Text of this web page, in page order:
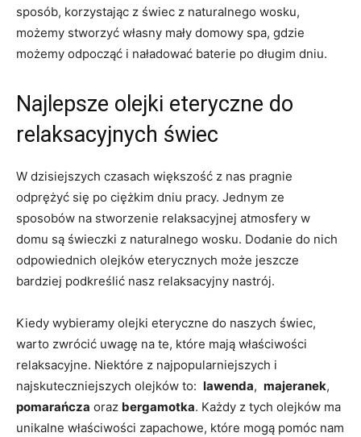
sposób, korzystając z ⁤świec z naturalnego wosku,
‍możemy stworzyć własny⁤ mały domowy spa, gdzie
możemy odpocząć i naładować baterie ‌po długim dniu.
Najlepsze olejki eteryczne do
relaksacyjnych świec
W dzisiejszych czasach większość z nas pragnie ​
odprężyć ⁢się po ciężkim dniu ‍pracy. Jednym‍ ze
sposobów na stworzenie relaksacyjnej atmosfery w
domu są świeczki z naturalnego ⁢wosku. Dodanie do nich
odpowiednich olejków ​eterycznych może jeszcze
bardziej​ podkreślić⁤ nasz relaksacyjny nastrój.
Kiedy⁤ wybieramy olejki eteryczne ‍do naszych ⁣świec,
warto ⁤zwrócić uwagę na te,⁣ które mają ⁤właściwości
relaksacyjne. Niektóre z najpopularniejszych i
⁤najskuteczniejszych olejków ⁤to: ⁤ lawenda, ​ majeranek,⁣
pomarańcza oraz bergamotka. Każdy z tych olejków ma
unikalne właściwości zapachowe, które mogą ⁣pomóc⁤ nam